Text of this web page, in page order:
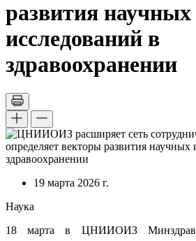
развития научных
исследований в
здравоохранении
19 марта 2026 г.
Наука
18 марта в ЦНИИОИЗ Минздрава